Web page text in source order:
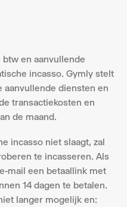
en aanvullende
incasso. Gymly stelt
aanvullende diensten en
transactiekosten en
de maand.
incasso niet slaagt, zal
te incasseren. Als
mail een betaallink met
14 dagen te betalen.
langer mogelijk en: